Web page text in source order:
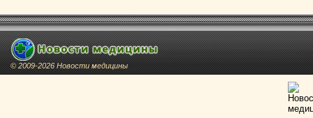
© 2009-2026 Новости медицины